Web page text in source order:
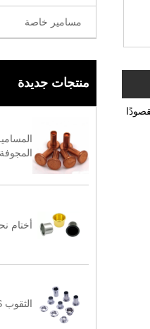
مسامير خاصة
منتجات جديدة
المجوفة
أختام
الثقوب SS